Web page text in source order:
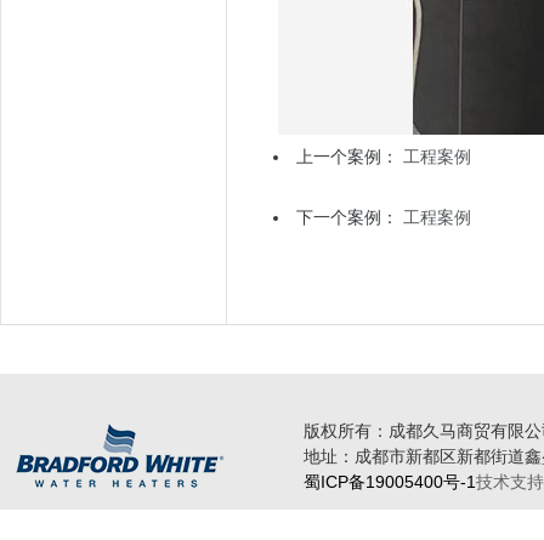
上一个案例： 工程案例
下一个案例： 工程案例
版权所有：成都久马商贸有限
地址：成都市新都区新都街道
蜀ICP备19005400号-1技术支